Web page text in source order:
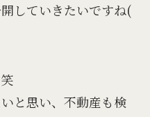
していきたいですね(
と思い、不動産も検